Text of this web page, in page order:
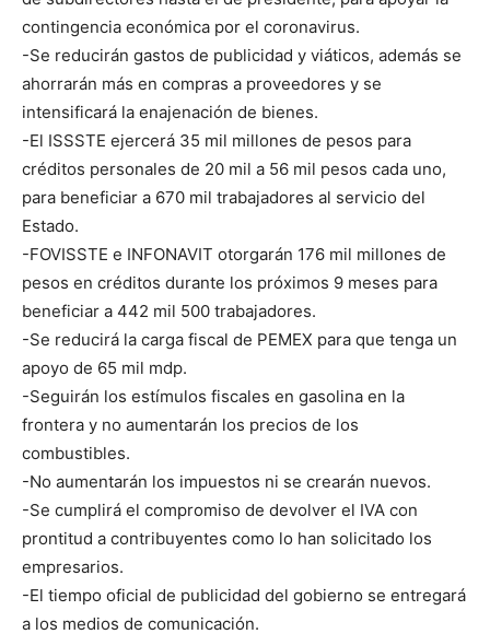
contingencia económica por el coronavirus.
-Se reducirán gastos de publicidad y viáticos, además se
ahorrarán más en compras a proveedores y se
intensificará la enajenación de bienes.
-El ISSSTE ejercerá 35 mil millones de pesos para
créditos personales de 20 mil a 56 mil pesos cada uno,
para beneficiar a 670 mil trabajadores al servicio del
Estado.
-FOVISSTE e INFONAVIT otorgarán 176 mil millones de
pesos en créditos durante los próximos 9 meses para
beneficiar a 442 mil 500 trabajadores.
-Se reducirá la carga fiscal de PEMEX para que tenga un
apoyo de 65 mil mdp.
-Seguirán los estímulos fiscales en gasolina en la
frontera y no aumentarán los precios de los
combustibles.
-No aumentarán los impuestos ni se crearán nuevos.
-Se cumplirá el compromiso de devolver el IVA con
prontitud a contribuyentes como lo han solicitado los
empresarios.
-El tiempo oficial de publicidad del gobierno se entregará
a los medios de comunicación.